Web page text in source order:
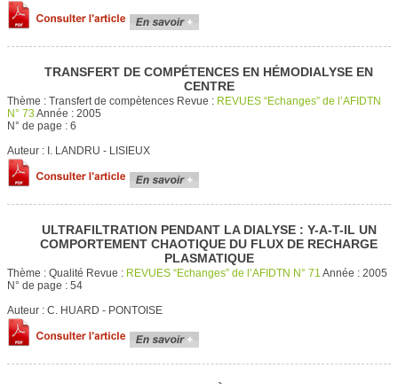
TRANSFERT DE COMPÉTENCES EN HÉMODIALYSE EN
CENTRE
Thème : Transfert de compètences Revue : REVUES “Echanges” de l’AFIDTN
N° 73 Année : 2005
N° de page : 6
Auteur : I. LANDRU - LISIEUX
ULTRAFILTRATION PENDANT LA DIALYSE : Y-A-T-IL UN
COMPORTEMENT CHAOTIQUE DU FLUX DE RECHARGE
PLASMATIQUE
Thème : Qualité Revue : REVUES “Echanges” de l’AFIDTN N° 71 Année : 2005
N° de page : 54
Auteur : C. HUARD - PONTOISE